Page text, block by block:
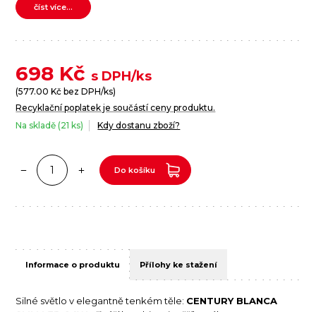
číst více...
698 Kč s DPH/ks
(577.00 Kč bez DPH/ks)
Recyklační poplatek je součástí ceny produktu.
Na skladě (21 ks)
Kdy dostanu zboží?
Do košíku
Informace o produktu Přílohy ke stažení
Silné světlo v elegantně tenkém těle: CENTURY BLANCA